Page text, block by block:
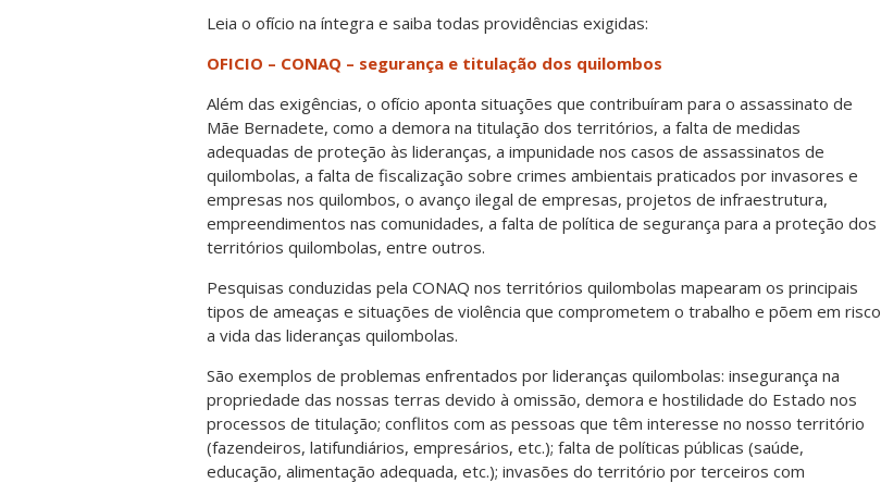
Leia o ofício na íntegra e saiba todas providências exigidas:
OFICIO – CONAQ – segurança e titulação dos quilombos
Além das exigências, o ofício aponta situações que contribuíram para o assassinato de
Mãe Bernadete, como a demora na titulação dos territórios, a falta de medidas
adequadas de proteção às lideranças, a impunidade nos casos de assassinatos de
quilombolas, a falta de fiscalização sobre crimes ambientais praticados por invasores e
empresas nos quilombos, o avanço ilegal de empresas, projetos de infraestrutura,
empreendimentos nas comunidades, a falta de política de segurança para a proteção dos
territórios quilombolas, entre outros.
Pesquisas conduzidas pela CONAQ nos territórios quilombolas mapearam os principais
tipos de ameaças e situações de violência que comprometem o trabalho e põem em risco
a vida das lideranças quilombolas.
São exemplos de problemas enfrentados por lideranças quilombolas: insegurança na
propriedade das nossas terras devido à omissão, demora e hostilidade do Estado nos
processos de titulação; conflitos com as pessoas que têm interesse no nosso território
(fazendeiros, latifundiários, empresários, etc.); falta de políticas públicas (saúde,
educação, alimentação adequada, etc.); invasões do território por terceiros com